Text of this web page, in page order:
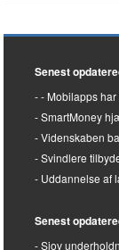
Senest
Mobilapps
SmartMoney
Videnskaben
Svindlere
Uddannelse af
Senest
Sjov